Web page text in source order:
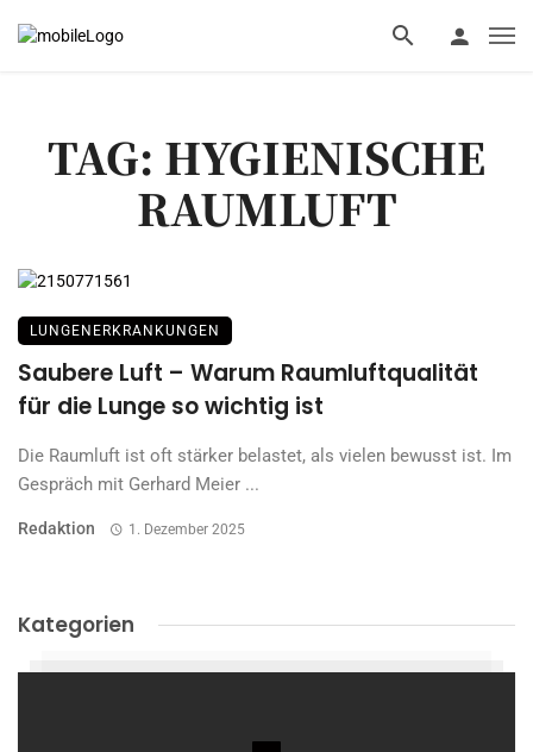
TAG: HYGIENISCHE
RAUMLUFT
LUNGENERKRANKUNGEN
Saubere Luft – Warum Raumluftqualität
für die Lunge so wichtig ist
Die Raumluft ist oft stärker belastet, als vielen bewusst ist. Im
Gespräch mit Gerhard Meier ...
Redaktion 1. Dezember 2025
Kategorien